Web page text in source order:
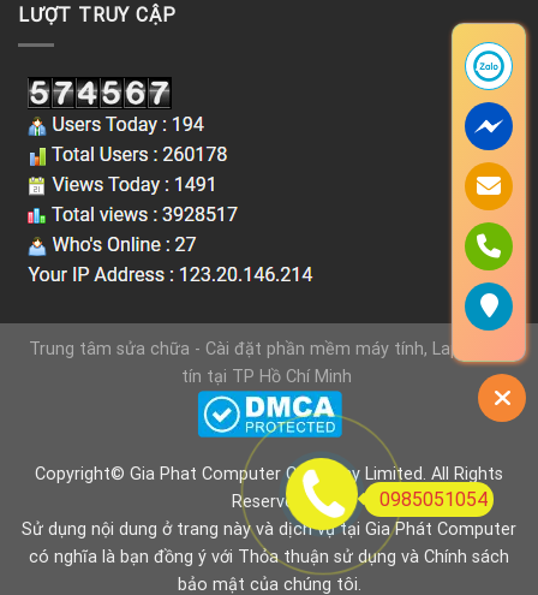
LƯỢT TRUY CẬP
Trung tâm sửa chữa - Cài đặt phần mềm máy tính, Laptop uy
tín tại TP Hồ Chí Minh
Copyright© Gia Phat Computer Company Limited. All Rights
Reserved.
Sử dụng nội dung ở trang này và dịch vụ tại Gia Phát Computer
có nghĩa là bạn đồng ý với Thỏa thuận sử dụng và Chính sách
bảo mật của chúng tôi.
0985051054